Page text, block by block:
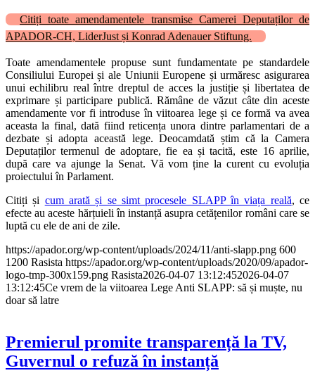
Citiți toate amendamentele transmise Camerei Deputaților de
APADOR-CH, LiderJust și Konrad Adenauer Stiftung.
Toate amendamentele propuse sunt fundamentate pe standardele
Consiliului Europei și ale Uniunii Europene și urmăresc asigurarea
unui echilibru real între dreptul de acces la justiție și libertatea de
exprimare și participare publică. Rămâne de văzut câte din aceste
amendamente vor fi introduse în viitoarea lege și ce formă va avea
aceasta la final, dată fiind reticența unora dintre parlamentari de a
dezbate și adopta această lege. Deocamdată știm că la Camera
Deputaților termenul de adoptare, fie ea și tacită, este 16 aprilie,
după care va ajunge la Senat. Vă vom ține la curent cu evoluția
proiectului în Parlament.
Citiți și cum arată și se simt procesele SLAPP în viața reală, ce
efecte au aceste hărțuieli în instanță asupra cetățenilor români care se
luptă cu ele de ani de zile.
https://apador.org/wp-content/uploads/2024/11/anti-slapp.png 600
1200 Rasista https://apador.org/wp-content/uploads/2020/09/apador-
logo-tmp-300x159.png Rasista2026-04-07 13:12:452026-04-07
13:12:45Ce vrem de la viitoarea Lege Anti SLAPP: să și muște, nu
doar să latre
Premierul promite transparență la TV,
Guvernul o refuză în instanță